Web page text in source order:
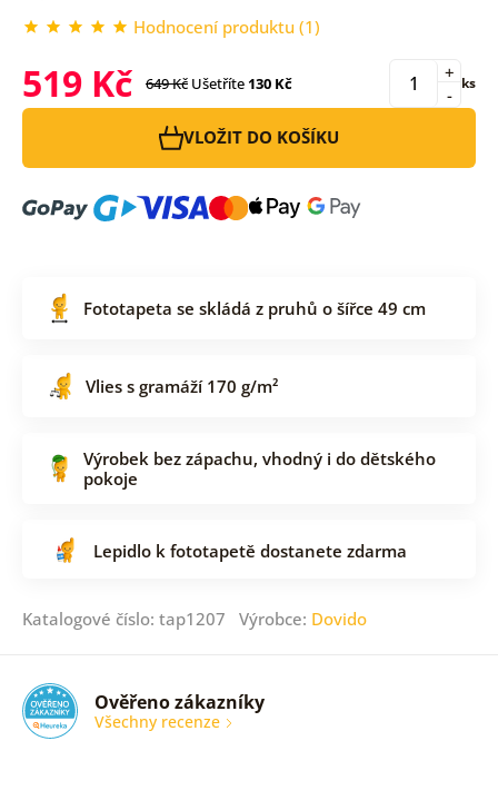
Hodnocení produktu (1)
519 Kč 649 Kč Ušetříte130 Kč -
+ ks
VLOŽIT DO KOŠÍKU
Fototapeta se skládá z pruhů o šířce 49 cm
Vlies s gramáží 170 g/m²
Výrobek bez zápachu, vhodný i do dětského
pokoje
Lepidlo k fototapetě dostanete zdarma
Katalogové číslo: tap1207 Výrobce: Dovido
Ověřeno zákazníky
Všechny recenze